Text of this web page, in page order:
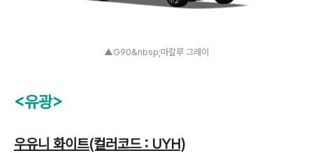
▲G90&nbsp;마칼루 그레이
<유광>
우유니 화이트(컬러코드 : UYH)